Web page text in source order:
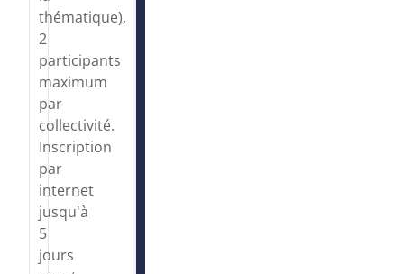
thématique),
2
participants
maximum
par
collectivité.
Inscription
par
internet
jusqu'à
5
jours